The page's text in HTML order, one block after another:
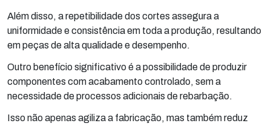
Além disso, a repetibilidade dos cortes assegura a
uniformidade e consistência em toda a produção, resultando
em peças de alta qualidade e desempenho.
Outro benefício significativo é a possibilidade de produzir
componentes com acabamento controlado, sem a
necessidade de processos adicionais de rebarbação.
Isso não apenas agiliza a fabricação, mas também reduz